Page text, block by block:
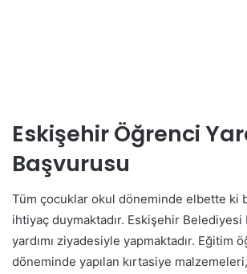
Eskişehir Öğrenci
Başvurusu
Tüm çocuklar okul döneminde elbette ki
ihtiyaç duymaktadır. Eskişehir
yardımı ziyadesiyle yapmaktadır. Eğitim
döneminde yapılan kırtasiye